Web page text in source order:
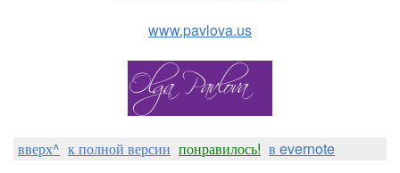
www.pavlova.us
вверх^ к полной версии понравилось! в evernote